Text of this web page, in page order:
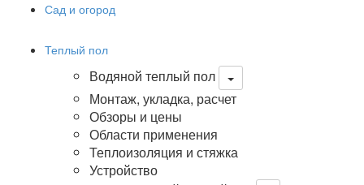
Сад и огород
Теплый пол
Водяной теплый пол
Монтаж, укладка, расчет
Обзоры и цены
Области применения
Теплоизоляция и стяжка
Устройство